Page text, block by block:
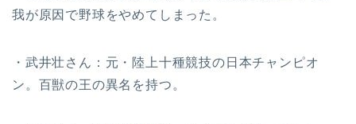
我が原因で野球をやめてしまった。
・武井壮さん：元・陸上十種競技の日本チャンピオ
ン。百獣の王の異名を持つ。